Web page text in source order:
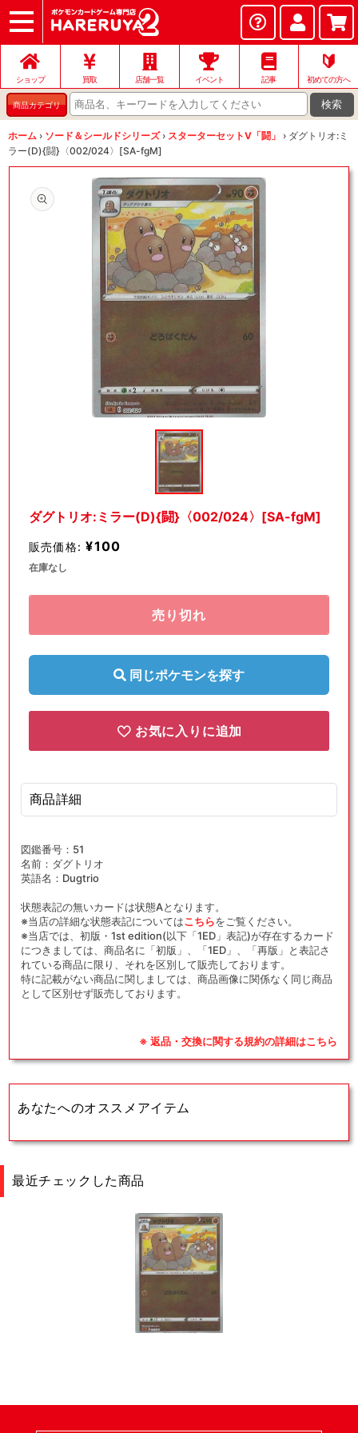
ショップ
店頭買取
ネット買取
店舗一覧
イベント
お問い合わせ
ショップ 買取 店舗一覧 イベント 記事
🔰
初めての方へ
商品カテゴリ 検索
ホーム › ソード＆シールドシリーズ › スターターセットV「闘」 › ダグトリオ:ミ
ラー(D){闘}〈002/024〉[SA-fgM]
(1)
を
く
ダグトリオ:ミラー(D){闘}〈002/024〉[SA-fgM]
販売価格: ¥100
在庫なし
売り切れ
同じポケモンを探す
お気に入りに追加
商品詳細
図鑑番号：51
名前：ダグトリオ
英語名：Dugtrio
状態表記の無いカードは状態Aとなります。
※当店の詳細な状態表記についてはこちらをご覧ください。
※当店では、初版・1st edition(以下「1ED」表記)が存在するカード
につきましては、商品名に「初版」、「1ED」、「再版」と表記さ
れている商品に限り、それを区別して販売しております。
特に記載がない商品に関しましては、商品画像に関係なく同じ商品
として区別せず販売しております。
※ 返品・交換に関する規約の詳細はこちら
あなたへのオススメアイテム
最近チェックした商品